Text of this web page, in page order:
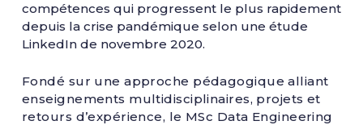
compétences qui progressent le plus rapidement
depuis la crise pandémique selon une étude
LinkedIn de novembre 2020.
Fondé sur une approche pédagogique alliant
enseignements multidisciplinaires, projets et
retours d’expérience, le MSc Data Engineering